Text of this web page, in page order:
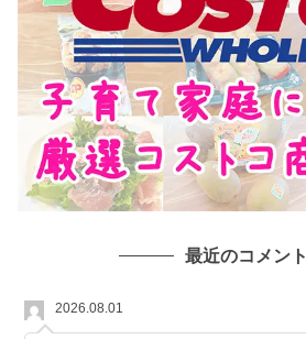
最近のコメント
2026.08.01